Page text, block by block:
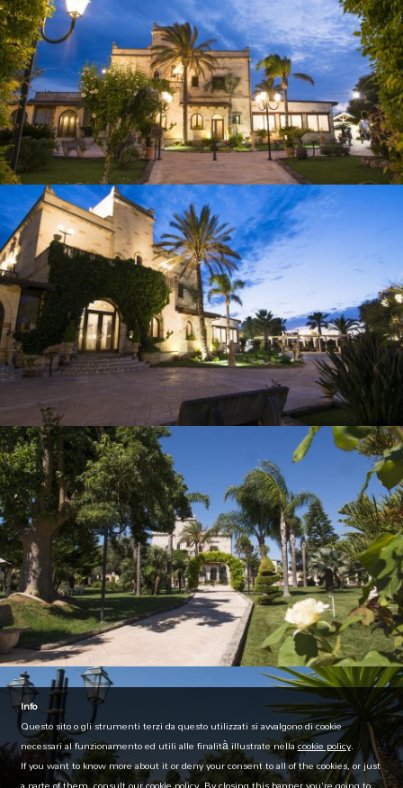
Info
Questo sito o gli strumenti terzi da questo utilizzati si avvalgono di cookie
necessari al funzionamento ed utili alle finalità illustrate nellacookie policy.
If you want to know more about it or deny your consent to all of the cookies, or just